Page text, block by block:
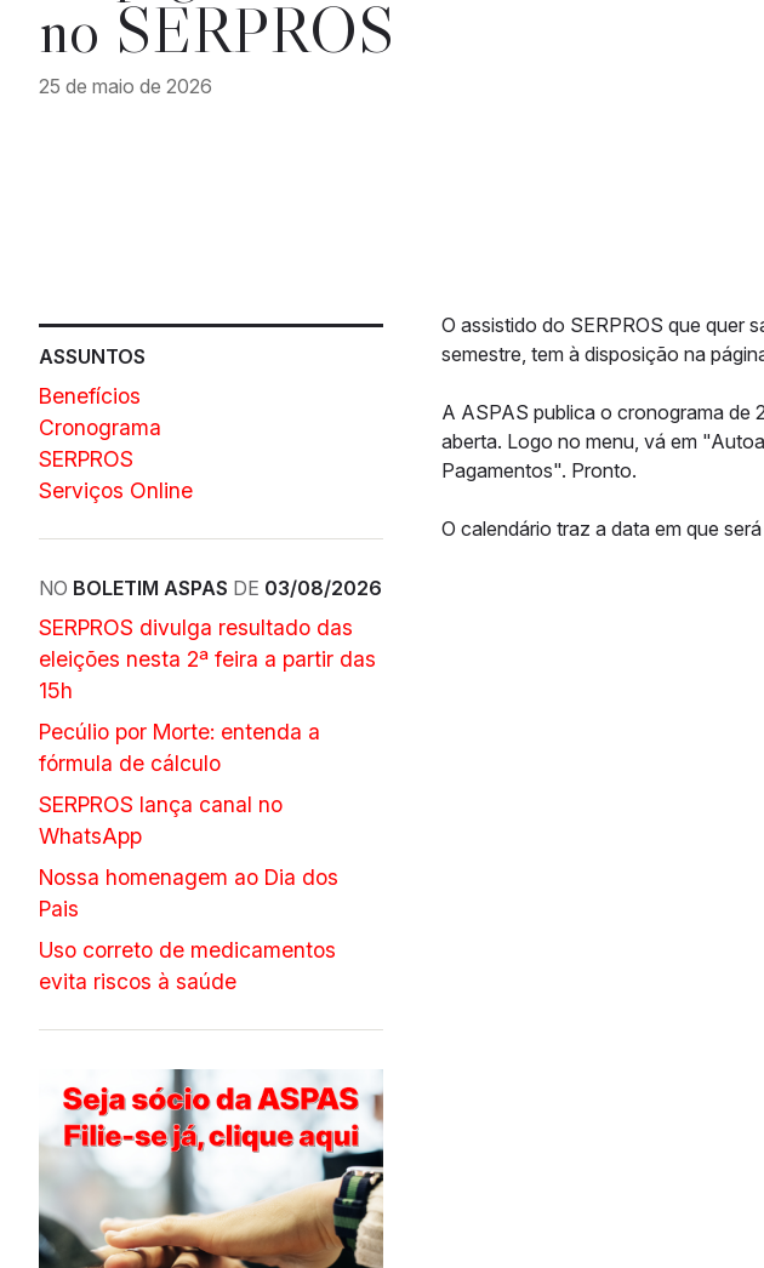
no SERPROS
25 de maio de 2026
ASSUNTOS
Benefícios
Cronograma
SERPROS
Serviços Online
NO BOLETIM ASPAS DE 03/08/2026
SERPROS divulga resultado das
eleições nesta 2ª feira a partir das
15h
Pecúlio por Morte: entenda a
fórmula de cálculo
SERPROS lança canal no
WhatsApp
Nossa homenagem ao Dia dos
Pais
Uso correto de medicamentos
evita riscos à saúde
O assistido do SERPROS que quer
semestre, tem à disposição na
A ASPAS publica o cronograma de
aberta. Logo no menu, vá em
Pagamentos". Pronto.
O calendário traz a data em que